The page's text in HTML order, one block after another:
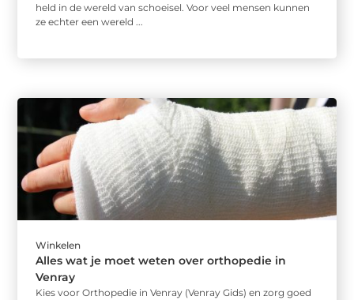
held in de wereld van schoeisel. Voor veel mensen kunnen
ze echter een wereld ...
Winkelen
Alles wat je moet weten over orthopedie in
Venray
Kies voor Orthopedie in Venray (Venray Gids) en zorg goed